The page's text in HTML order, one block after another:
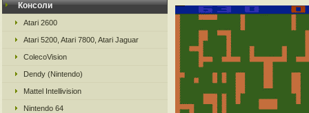
Консоли
Atari 2600
Atari 5200, Atari 7800, Atari Jaguar
ColecoVision
Dendy (Nintendo)
Mattel Intellivision
Nintendo 64